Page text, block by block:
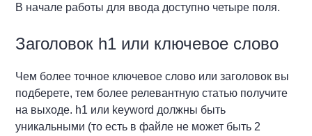
В начале работы для ввода доступно четыре поля.
Заголовок h1 или ключевое слово
Чем более точное ключевое слово или заголовок вы
подберете, тем более релевантную статью получите
на выходе. h1 или keyword должны быть
уникальными (то есть в файле не может быть 2